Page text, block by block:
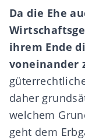
Da die Ehe
ihrem Ende
voneinander
daher
welchem
geht dem